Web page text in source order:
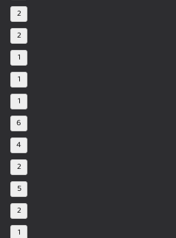
2
2
1
1
1
6
4
2
5
2
1